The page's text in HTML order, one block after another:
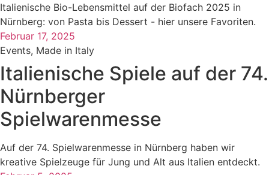
Italienische Bio-Lebensmittel auf der Biofach 2025 in
Nürnberg: von Pasta bis Dessert - hier unsere Favoriten.
Februar 17, 2025
Events, Made in Italy
Italienische Spiele auf der 74.
Nürnberger
Spielwarenmesse
Auf der 74. Spielwarenmesse in Nürnberg haben wir
kreative Spielzeuge für Jung und Alt aus Italien entdeckt.